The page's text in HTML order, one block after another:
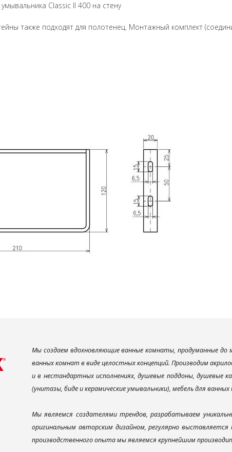
умывальника Classic II 400 на стену
также подходят для полотенец. Монтажный комплект
Мы создаем вдохновляющие ванные комнаты, продуманные до
ванных комнат в виде целостных концепций. Производим
и в нестандартных исполнениях, душевые поддоны, душевые
(унитазы, биде и керамические умывальники), мебель для
Мы являемся создателями трендов, разрабатываем
оригинальным авторским дизайном, регулярно
производственного опыта мы являемся крупнейшим